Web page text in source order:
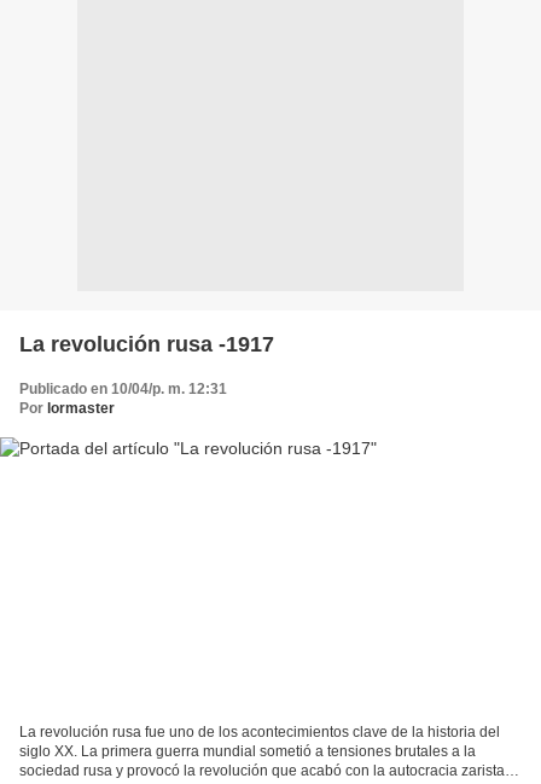
La revolución rusa -1917
Publicado en 10/04/p. m. 12:31
Por lormaster
La revolución rusa fue uno de los acontecimientos clave de la historia del
siglo XX. La primera guerra mundial sometió a tensiones brutales a la
sociedad rusa y provocó la revolución que acabó con la autocracia zarista.